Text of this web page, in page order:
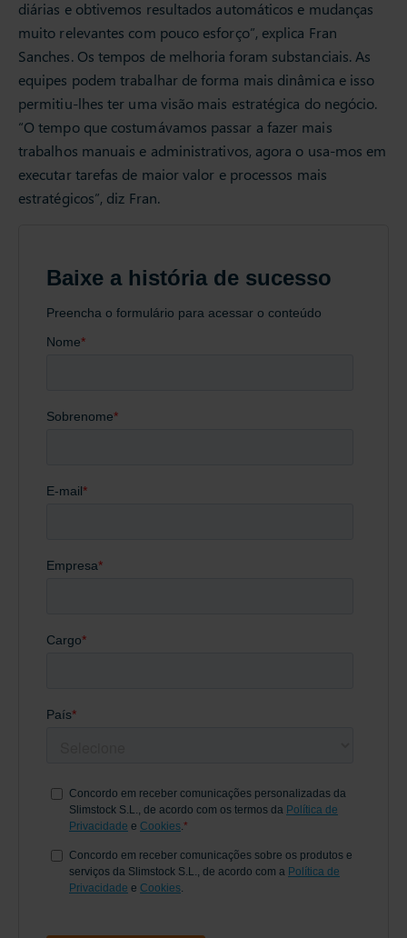
diárias e obtivemos resultados automáticos e mudanças
muito relevantes com pouco esforço”, explica Fran
Sanches. Os tempos de melhoria foram substanciais. As
equipes podem trabalhar de forma mais dinâmica e isso
permitiu-lhes ter uma visão mais estratégica do negócio.
“O tempo que costumávamos passar a fazer mais
trabalhos manuais e administrativos, agora o usa-mos em
executar tarefas de maior valor e processos mais
estratégicos”, diz Fran.